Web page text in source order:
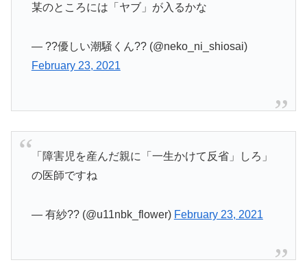
某のところには「ヤブ」が入るかな
— ??優しい潮騒くん?? (@neko_ni_shiosai)
February 23, 2021
「障害児を産んだ親に「一生かけて反省」しろ」
の医師ですね
— 有紗?? (@u11nbk_flower) February 23, 2021